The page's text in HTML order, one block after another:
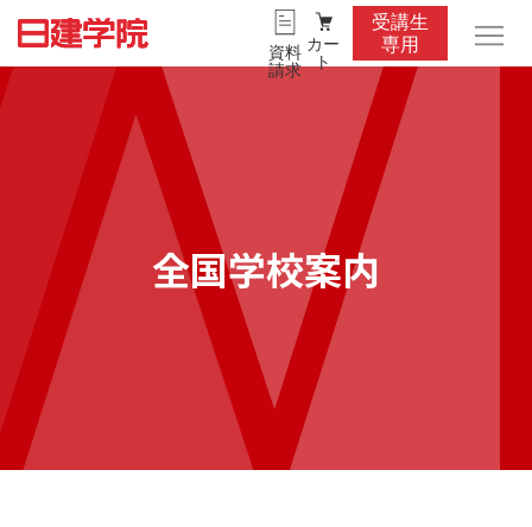
資料
請求
カー
ト
受講生
専用
全国学校案内